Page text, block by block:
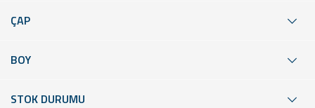
ÇAP
BOY
STOK DURUMU